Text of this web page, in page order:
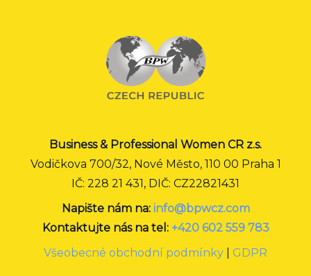
Business & Professional Women CR z.s.
Vodičkova 700/32, Nové Město, 110 00 Praha 1
IČ: 228 21 431, DIČ: CZ22821431
Napište nám na: info@bpwcz.com
Kontaktujte nás na tel: +420 602 559 783
Všeobecné obchodní podmínky
GDPR